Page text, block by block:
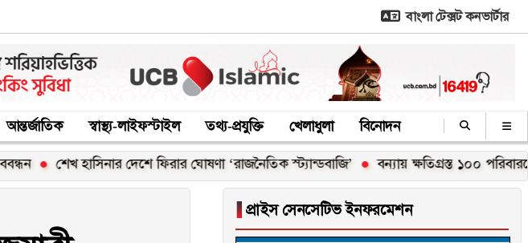
বাংলা টেক্সট কনভার্টার
আন্তর্জাতিক স্বাস্থ্য-লাইফস্টাইল তথ্য-প্রযুক্তি খেলাধুলা বিনোদন
শেখ হাসিনার দেশে ফিরার ঘোষণা ‘রাজনৈতিক স্ট্যান্ডবাজি’ বন্যায় ক্ষতিগ্রস্ত ১০০ পরিবারকে নতুন
▐ প্রাইস সেনসেটিভ ইনফরমেশন